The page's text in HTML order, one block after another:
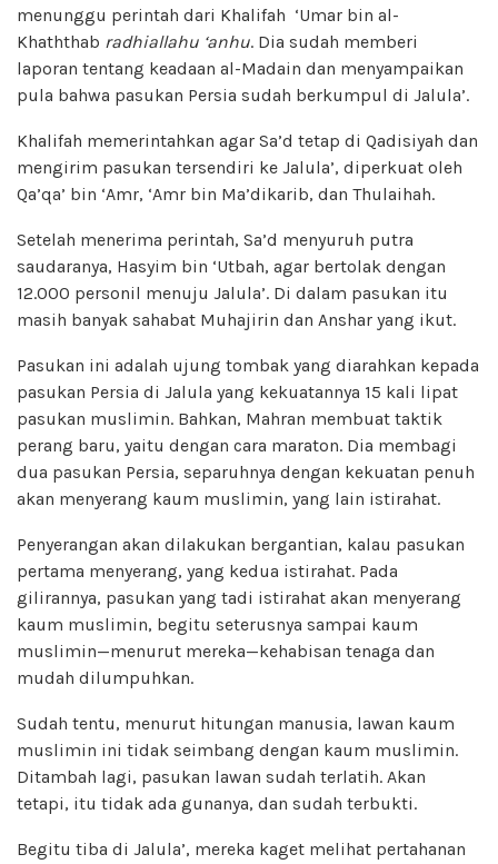
menunggu perintah dari Khalifah ‘Umar bin al-
Khaththab radhiallahu ‘anhu. Dia sudah memberi
laporan tentang keadaan al-Madain dan menyampaikan
pula bahwa pasukan Persia sudah berkumpul di Jalula’.
Khalifah memerintahkan agar Sa’d tetap di Qadisiyah dan
mengirim pasukan tersendiri ke Jalula’, diperkuat oleh
Qa’qa’ bin ‘Amr, ‘Amr bin Ma’dikarib, dan Thulaihah.
Setelah menerima perintah, Sa’d menyuruh putra
saudaranya, Hasyim bin ‘Utbah, agar bertolak dengan
12.000 personil menuju Jalula’. Di dalam pasukan itu
masih banyak sahabat Muhajirin dan Anshar yang ikut.
Pasukan ini adalah ujung tombak yang diarahkan kepada
pasukan Persia di Jalula yang kekuatannya 15 kali lipat
pasukan muslimin. Bahkan, Mahran membuat taktik
perang baru, yaitu dengan cara maraton. Dia membagi
dua pasukan Persia, separuhnya dengan kekuatan penuh
akan menyerang kaum muslimin, yang lain istirahat.
Penyerangan akan dilakukan bergantian, kalau pasukan
pertama menyerang, yang kedua istirahat. Pada
gilirannya, pasukan yang tadi istirahat akan menyerang
kaum muslimin, begitu seterusnya sampai kaum
muslimin—menurut mereka—kehabisan tenaga dan
mudah dilumpuhkan.
Sudah tentu, menurut hitungan manusia, lawan kaum
muslimin ini tidak seimbang dengan kaum muslimin.
Ditambah lagi, pasukan lawan sudah terlatih. Akan
tetapi, itu tidak ada gunanya, dan sudah terbukti.
Begitu tiba di Jalula’, mereka kaget melihat pertahanan